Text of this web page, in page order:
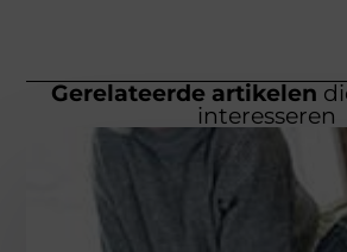
Gerelateerde artikelen
interesseren